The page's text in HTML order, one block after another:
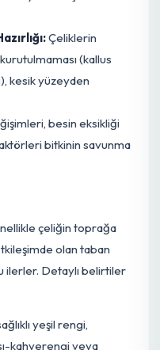
sera ortamlarında,
ve enfeksiyonu
ve Aletler:Kesim
ortamının steril
kolayca bulaşmasına
kurutulmaması (kallus
kesik yüzeyden
değişimleri, besin eksikliği
faktörleri bitkinin